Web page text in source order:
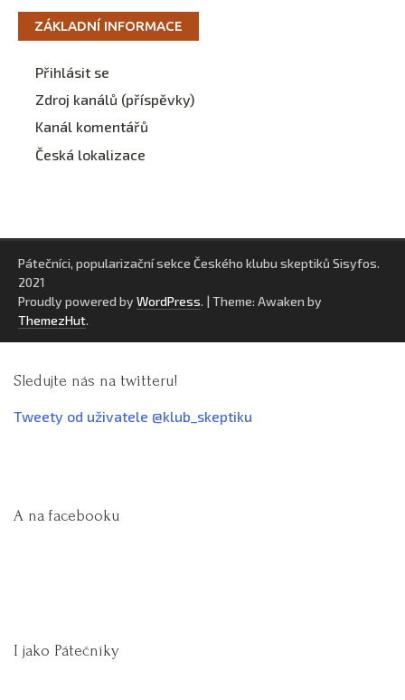
ZÁKLADNÍ INFORMACE
Přihlásit se
Zdroj kanálů (příspěvky)
Kanál komentářů
Česká lokalizace
Pátečníci, popularizační sekce Českého klubu skeptiků Sisyfos.
2021
Proudly powered by WordPress. | Theme: Awaken by
ThemezHut.
Sledujte nás na twitteru!
Tweety od uživatele @klub_skeptiku
A na facebooku
I jako Pátečníky